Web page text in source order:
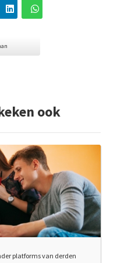
ook
platforms van derden